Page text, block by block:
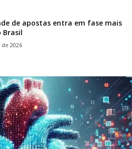
de apostas entra em fase mais
Brasil
2026